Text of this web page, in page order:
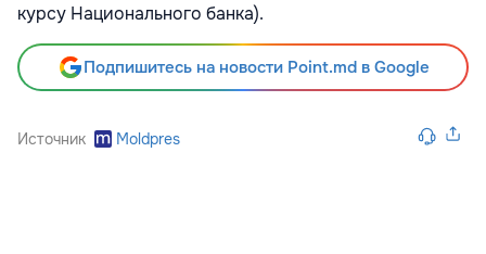
курсу Национального банка).
Подпишитесь на новости Point.md в Google
Источник Moldpres